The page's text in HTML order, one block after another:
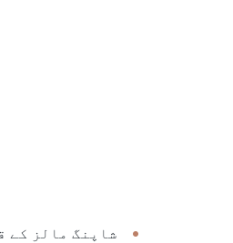
شاپنگ مالز کے